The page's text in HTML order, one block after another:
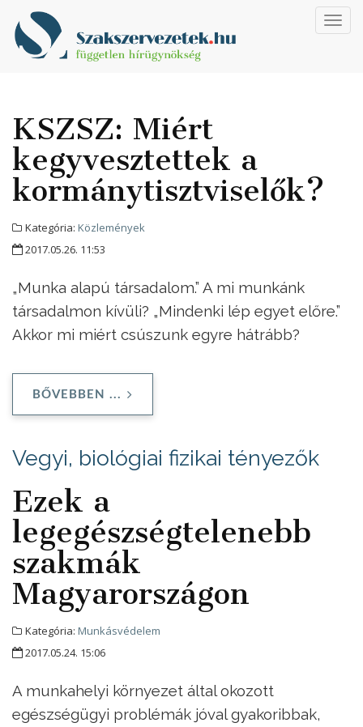
KSZSZ: Miért
kegyvesztettek a
kormánytisztviselők?
Kategória: Közlemények
2017.05.26. 11:53
„Munka alapú társadalom.” A mi munkánk
társadalmon kívüli? „Mindenki lép egyet előre.”
Akkor mi miért csúszunk egyre hátrább?
BŐVEBBEN ...
Vegyi, biológiai fizikai tényezők
Ezek a
legegészségtelenebb
szakmák
Magyarországon
Kategória: Munkásvédelem
2017.05.24. 15:06
A munkahelyi környezet által okozott
egészségügyi problémák jóval gyakoribbak,